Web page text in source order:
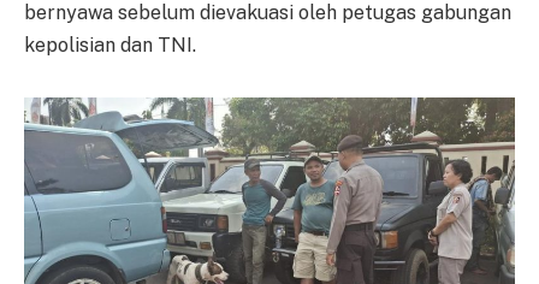
bernyawa sebelum dievakuasi oleh petugas gabungan
kepolisian dan TNI.